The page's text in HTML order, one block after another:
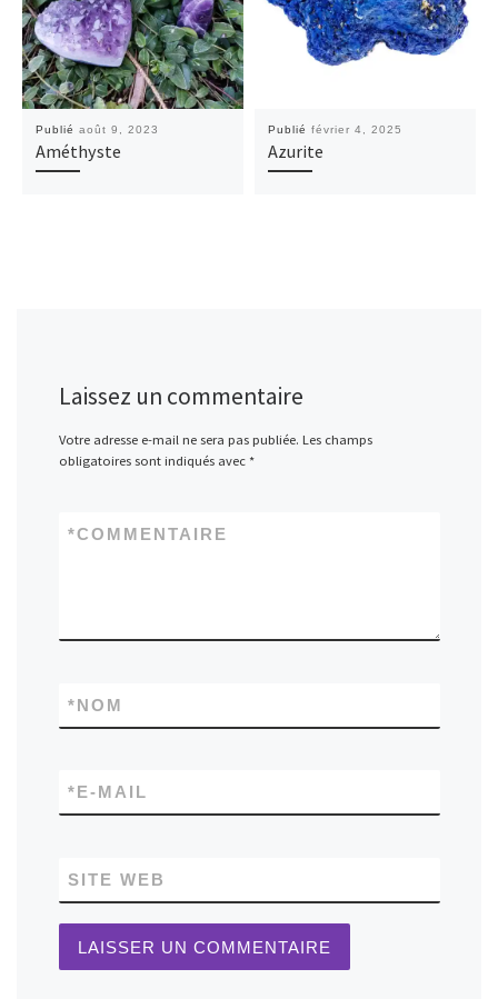
Publié août 9, 2023
Améthyste
Publié février 4, 2025
Azurite
Laissez un commentaire
Votre adresse e-mail ne sera pas publiée. Les champs
obligatoires sont indiqués avec *
COMMENTAIRE
*
NOM
*
E-MAIL
*
SITE WEB